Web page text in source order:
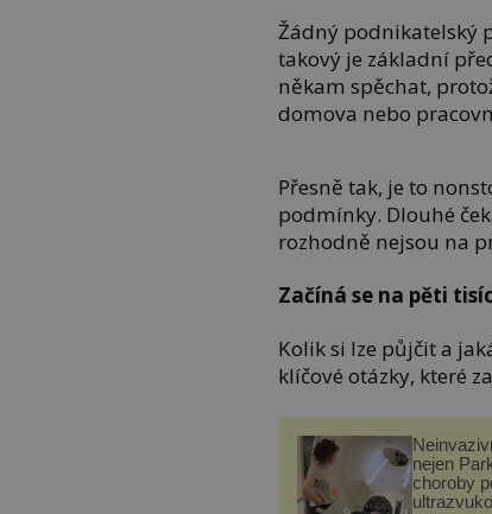
Žádný podnikatelský
takový je základní
někam spěchat,
domova nebo
Přesně tak, je to
podmínky. Dlouhé
rozhodně nejsou na
Začíná se na pěti
Kolik si lze půjčit a
klíčové otázky, které
nejen
choroby